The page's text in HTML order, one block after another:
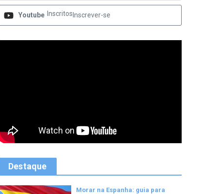
Youtube Inscritos Inscrever-se
Destaque
Morar na Espanha: guia para